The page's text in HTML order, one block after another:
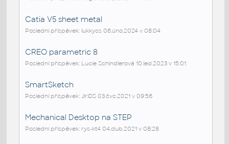
Catia V5 sheet metal
Poslední příspěvek: lukkycs 06.úno.2024 v 08:04
CREO parametric 8
Poslední příspěvek: Lucie Schindlerová 10.led.2023 v 15:01
SmartSketch
Poslední příspěvek: JiriDS 03.čvc.2021 v 09:56
Mechanical Desktop na STEP
Poslední příspěvek: rys-kt4 04.dub.2021 v 08:28